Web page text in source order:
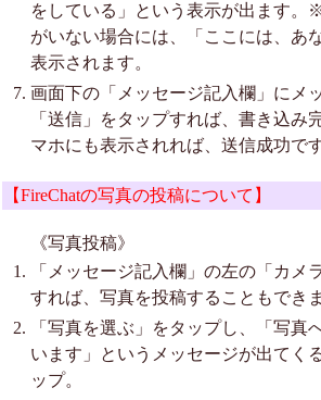
をしている」という表示が出ます。
がいない場合には、「ここには、あ
表示されます。
画面下の「メッセージ記入欄」にメ
「送信」をタップすれば、書き込
マホにも表示されれば、送信成功です
【FireChatの写真の投稿について】
《写真投稿》
「メッセージ記入欄」の左の「カメ
すれば、写真を投稿することもできま
「写真を選ぶ」をタップし、「写真
います」というメッセージが出てく
ップ。